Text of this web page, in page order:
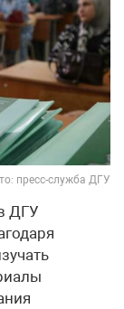
пресс-служба ДГУ
ДГУ